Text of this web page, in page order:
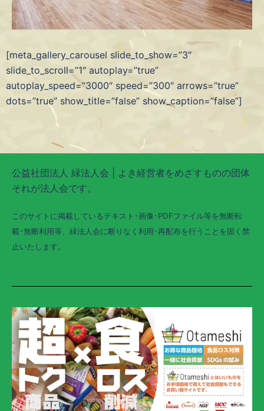
[meta_gallery_carousel slide_to_show=”3″
slide_to_scroll=”1″ autoplay=”true”
autoplay_speed=”3000″ speed=”300″ arrows=”true”
dots=”true” show_title=”false” show_caption=”false”]
公益社団法人 緑法人会 | よき経営者をめざすものの団体
それが法人会です。
このサイトに掲載しているテキスト･画像･PDFファイル等を無断転
載･無断利用等、緑法人会に断りなく利用･再配布を行うことを固く禁
止いたします。